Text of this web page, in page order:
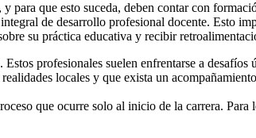
para que esto suceda, deben contar con
de desarrollo profesional docente. Esto
su práctica educativa y recibir
profesionales suelen enfrentarse a
locales y que exista un
que ocurre solo al inicio de la carrera. Para